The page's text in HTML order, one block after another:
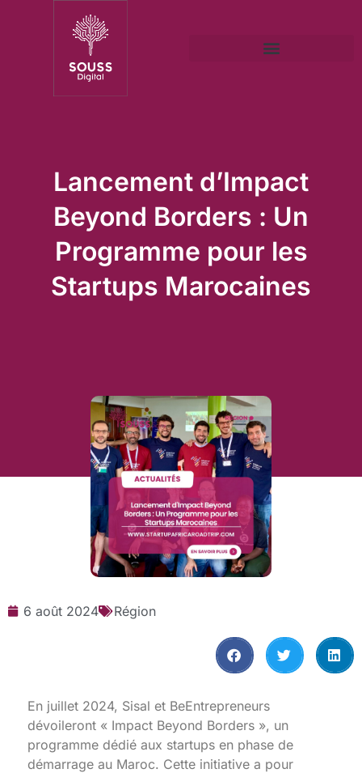
Lancement d’Impact
Beyond Borders : Un
Programme pour les
Startups Marocaines
6 août 2024 Région
En juillet 2024, Sisal et BeEntrepreneurs
dévoileront « Impact Beyond Borders », un
programme dédié aux startups en phase de
démarrage au Maroc. Cette initiative a pour